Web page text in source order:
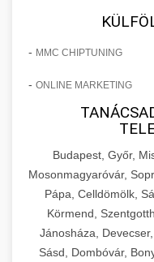
- MMC CHIPTUNING
- ONLINE MARKETING
Budapest, Győr,
Mosonmagyaróvár,
Pápa, Celldömölk,
Körmend,
Jánosháza,
Sásd, Dombóvár,